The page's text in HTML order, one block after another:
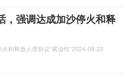
，强调达成加沙停火和释
和释放人质协议“紧迫性”2024-08-22